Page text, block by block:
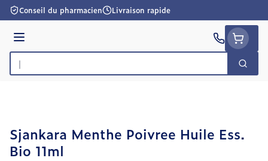
Aller au contenu
Conseil du pharmacien Livraison rapide
Menu
Rechercher
Sjankara Menthe Poivree Huile Ess.
Bio 11ml